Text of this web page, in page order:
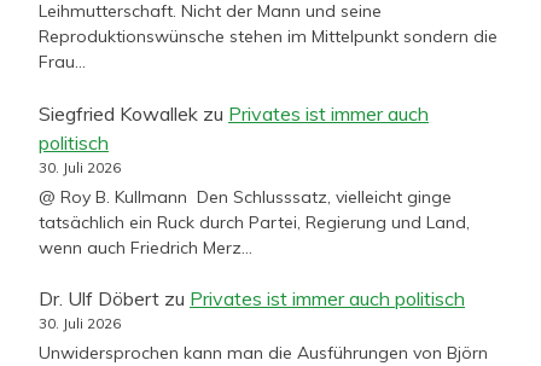
Leihmutterschaft. Nicht der Mann und seine
Reproduktionswünsche stehen im Mittelpunkt sondern die
Frau…
Siegfried Kowallek zu Privates ist immer auch
politisch
30. Juli 2026
@ Roy B. Kullmann Den Schlusssatz, vielleicht ginge
tatsächlich ein Ruck durch Partei, Regierung und Land,
wenn auch Friedrich Merz…
Dr. Ulf Döbert zu Privates ist immer auch politisch
30. Juli 2026
Unwidersprochen kann man die Ausführungen von Björn